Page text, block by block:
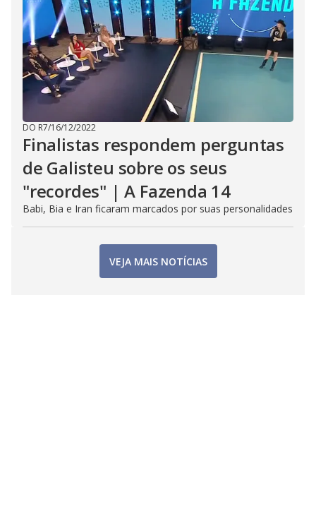
DO R7/16/12/2022
Finalistas respondem perguntas
de Galisteu sobre os seus
"recordes" | A Fazenda 14
Babi, Bia e Iran ficaram marcados por suas personalidades
VEJA MAIS NOTÍCIAS